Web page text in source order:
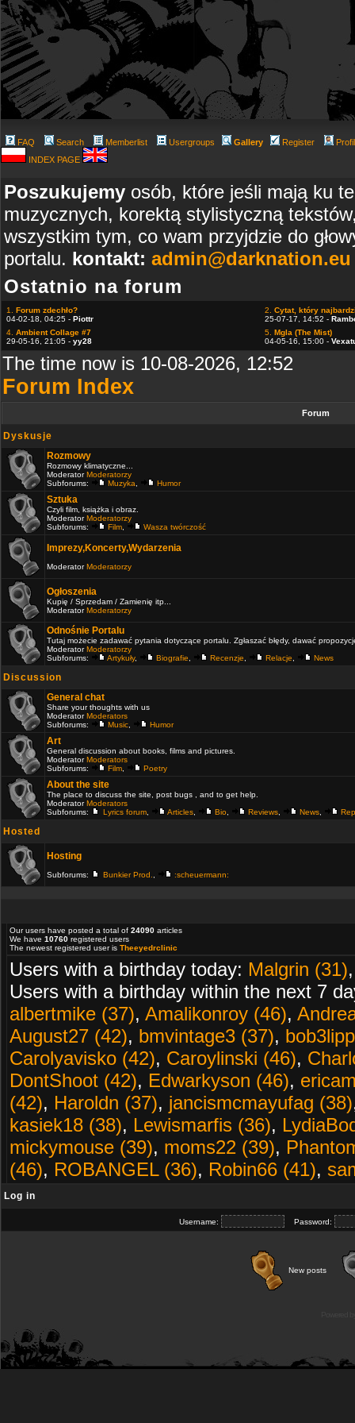
FAQ Search Memberlist Usergroups Gallery Register
INDEX PAGE
Poszukujemy osób, które jeśli mają ku
muzycznych, korektą stylistyczną
wszystkim tym, co wam przyjdzie do
portalu. kontakt: admin@darknation.eu
Ostatnio na forum
1. Forum zdechło?
04-02-18, 04:25 - Piottr
2. Cytat, który
25-07-17, 14:52 -
4. Ambient Collage #7
29-05-16, 21:05 - yy28
5. Mgla (The Mist)
04-05-16, 15:00 -
The time now is 10-08-2026, 12:52
Forum Index
Forum
Dyskusje
Rozmowy
Rozmowy klimatyczne...
ModeratorModeratorzy
Subforums:
Muzyka Humor
Sztuka
Czyli film, książka i obraz.
ModeratorModeratorzy
Subforums:
Film Wasza twórczość
Imprezy,Koncerty,Wydarzenia
ModeratorModeratorzy
Ogłoszenia
Kupię / Sprzedam / Zamienię itp...
ModeratorModeratorzy
Odnośnie Portalu
Tutaj możecie zadawać pytania dotyczące portalu. Zgłaszać błędy, dawać
ModeratorModeratorzy
Subforums:
Artykuły, Biografie Recenzje Relacje News
Discussion
General chat
Share your thoughts with us
ModeratorModerators
Subforums:
Music Humor
Art
General discussion about books, films and pictures.
ModeratorModerators
Subforums:
Film Poetry
About the site
The place to discuss the site, post bugs , and to get help.
ModeratorModerators
Subforums:
Lyrics forum Articles Bio Reviews News
Hosted
Hosting
Subforums: Bunkier Prod. :scheuermann:
Our users have posted a total of 24090 articles
We have 10760 registered users
The newest registered user is Theeyedrclinic
Users with a birthday today: Malgrin (31)
Users with a birthday within the next 7
albertmike (37), Amalikonroy (46),
August27 (42), bmvintage3 (37),
Carolyavisko (42), Caroylinski (46),
DontShoot (42), Edwarkyson (46),
(42), Haroldn (37), jancismcmayufag (38)
kasiek18 (38), Lewismarfis (36),
mickymouse (39), moms22 (39),
(46), ROBANGEL (36), Robin66 (41),
Log in
Username: Password:
New posts